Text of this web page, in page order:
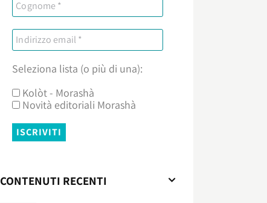
Seleziona lista (o più di una):
Kolòt - Morashà
Novità editoriali Morashà
CONTENUTI RECENTI